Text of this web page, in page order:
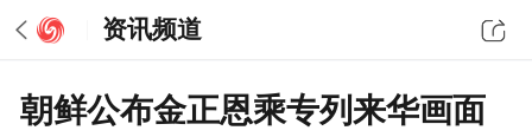
资讯频道
朝鲜公布金正恩乘专列来华画面